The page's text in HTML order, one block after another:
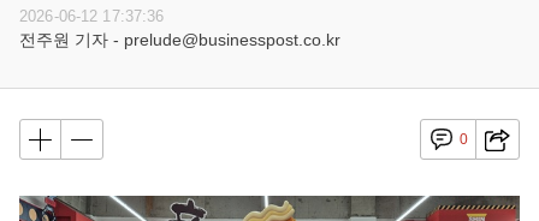
2026-06-12 17:37:36
전주원 기자 - prelude@businesspost.co.kr
0